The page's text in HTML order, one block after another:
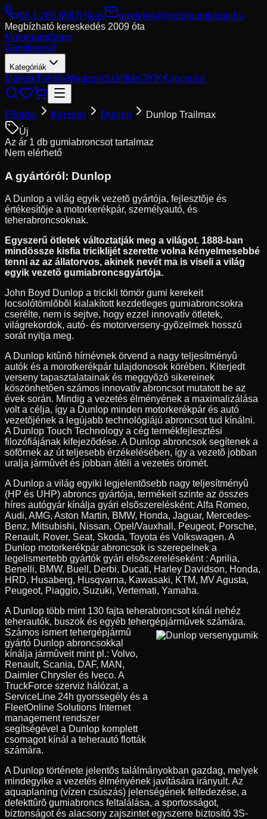
06 1 280 6567Hívás
rendeles@motorgumishop.hu
Megbízható kereskedés 2009 óta
MotorgumiShop
Gumikereső
Kategóriák
MárkákTömlőkMagazinSzállításGYIKKapcsolat
Főoldal Keresés Dunlop
Dunlop Trailmax
Új
Az ár 1 db gumiabroncsot tartalmaz
Nem elérhető
A gyártóról: Dunlop
A Dunlop a világ egyik vezetõ gyártója, fejlesztõje és
értékesítõje a motorkerékpár, személyautó, és
teherabroncsoknak.
Egyszerű ötletek változtatják meg a világot. 1888-ban
mindössze kisfia triciklijét szerette volna kényelmesebbé
tenni az az állatorvos, akinek nevét ma is viseli a világ
egyik vezetõ gumiabroncsgyártója.
John Boyd Dunlop a tricikli tömör gumi kerekeit
locsolótömlõbõl kialakított kezdetleges gumiabroncsokra
cserélte, nem is sejtve, hogy ezzel innovatív ötletek,
világrekordok, autó- és motorverseny-gyõzelmek hosszú
sorát nyitja meg.
A Dunlop kitûnõ hírnévnek örvend a nagy teljesítményû
autók és a morotkerékpár tulajdonosok körében. Kiterjedt
verseny tapasztalatainak és meggyõzõ sikereinek
köszönhetõen számos innovatív abroncsot mutatott be az
évek során. Mindig a vezetés élményének a maximalizálása
volt a célja, így a Dunlop minden motorkerékpár és autó
vezetõjének a legújabb technológiájú abroncsot tud kínálni.
A Dunlop Touch Technology a cég termékfejlesztési
filozófiájának kifejezõdése. A Dunlop abroncsok segítenek a
söfõrnek az út teljesebb érzékelésében, így a vezetõ jobban
uralja jármûvét és jobban átéli a vezetés örömét.
A Dunlop a világ egyiki legjelentõsebb nagy teljesítményû
(HP és UHP) abroncs gyártója, termékeit szinte az összes
híres autógyár kínálja gyári elsõszerelésként: Alfa Romeo,
Audi, AMG, Aston Martin, BMW, Honda, Jaguar, Mercedes-
Benz, Mitsubishi, Nissan, Opel/Vauxhall, Peugeot, Porsche,
Renault, Rover, Seat, Skoda, Toyota és Volkswagen. A
Dunlop motorkerékpár abroncsok is szerepelnek a
legelismertebb gyártók gyári elsõszereléseként : Aprilia,
Benelli, BMW, Buell, Derbi, Ducati, Harley Davidson, Honda,
HRD, Husaberg, Husqvarna, Kawasaki, KTM, MV Agusta,
Peugeot, Piaggio, Suzuki, Vertemati, Yamaha.
A Dunlop több mint 130 fajta teherabroncsot kínál nehéz
teherautók, buszok és egyéb tehergépjármûvek számára.
Számos ismert tehergépjármû
gyártó Dunlop abroncsokkal
kínálja jármûveit mint pl.: Volvo,
Renault, Scania, DAF, MAN,
Daimler Chrysler és Iveco. A
TruckForce szerviz hálózat, a
ServiceLine 24h gyorssegély és a
FleetOnline Solutions Internet
management rendszer
segítségével a Dunlop komplett
csomagot kínál a teherautó flották
számára.
A Dunlop története jelentõs találmányokban gazdag, melyek
mindegyike a vezetés élményének javítására irányult. Az
aquaplaning (vízen csúszás) jelenségének felfedezése, a
defekttûrõ gumiabroncs feltalálása, a sportosságot,
biztonságot és alacsony zajszintet egyszerre biztosító 3S-